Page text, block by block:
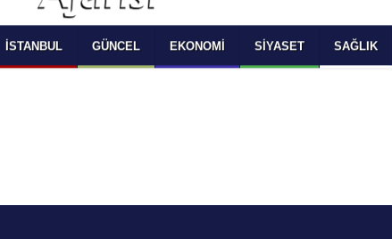
SELECT LANGUAGE YOU WOULD TO READ
OKUMAK İSTEDİĞİNİZ DİLİ SEÇİNİZ
Powered by
Translate
İSTANBUL GÜNCEL EKONOMI SIYASET SAĞLIK